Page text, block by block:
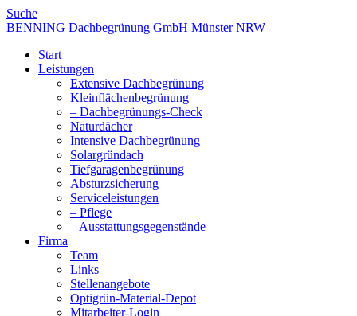
Suche
BENNING Dachbegrünung GmbH Münster NRW
Start
Leistungen
Extensive Dachbegrünung
Kleinflächenbegrünung
– Dachbegrünungs-Check
Naturdächer
Intensive Dachbegrünung
Solargründach
Tiefgaragenbegrünung
Absturzsicherung
Serviceleistungen
– Pflege
– Ausstattungsgegenstände
Firma
Team
Links
Stellenangebote
Optigrün-Material-Depot
Mitarbeiter-Login